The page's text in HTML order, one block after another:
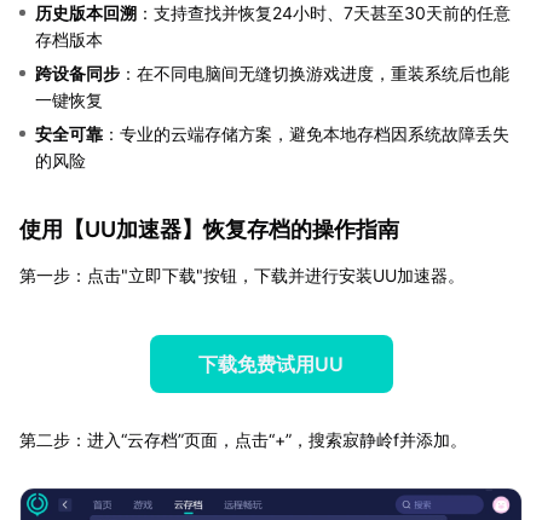
历史版本回溯 ：支持查找并恢复24小时、7天甚至30天前的任意
存档版本
跨设备同步 ：在不同电脑间无缝切换游戏进度，重装系统后也能
一键恢复
安全可靠 ：专业的云端存储方案，避免本地存档因系统故障丢失
的风险
使用【UU加速器】恢复存档的操作指南
第一步：点击"立即下载"按钮，下载并进行安装UU加速器。
下载免费试用UU
第二步：进入“云存档”页面，点击“+”，搜索寂静岭f并添加。